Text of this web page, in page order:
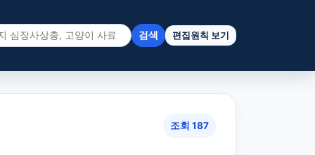
검색 편집원칙 보기
조회 187